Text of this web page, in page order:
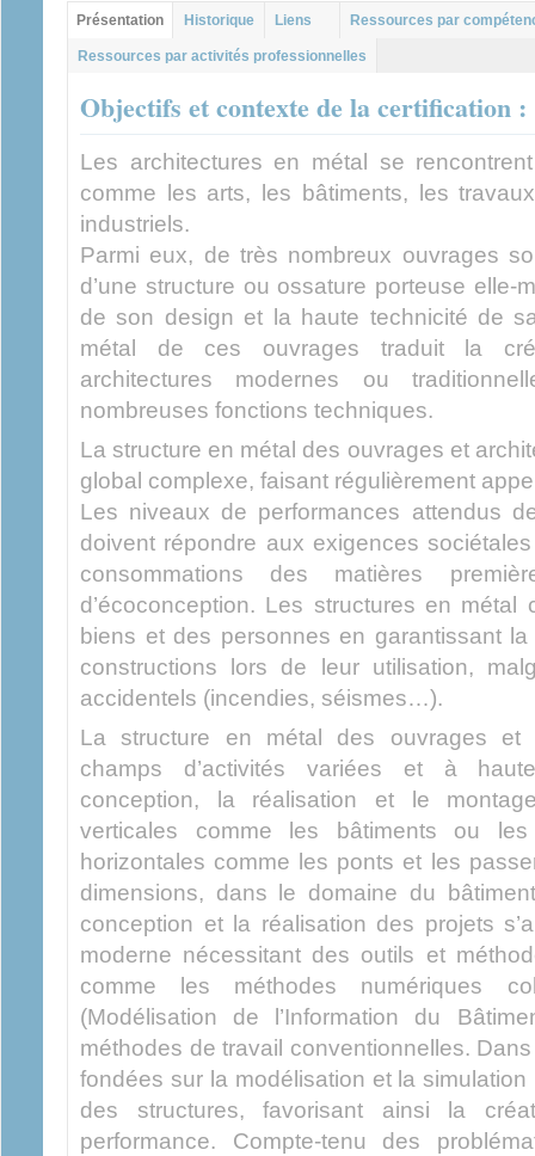
Groupe principal
Présentation
Historique Liens Ressources par
Ressources par activités professionnelles
Objectifs et contexte de la certification :
Les architectures en métal se
comme les arts, les bâtiments, les
industriels.
Parmi eux, de très nombreux ouvrages
d’une structure ou ossature porteuse elle-
de son design et la haute technicité de
métal de ces ouvrages traduit la
architectures modernes ou
nombreuses fonctions techniques.
La structure en métal des ouvrages et
global complexe, faisant régulièrement
Les niveaux de performances attendus
doivent répondre aux exigences
consommations des matières
d’écoconception. Les structures en
biens et des personnes en garantissant
constructions lors de leur utilisation,
accidentels (incendies, séismes…).
La structure en métal des ouvrages et
champs d’activités variées et à
conception, la réalisation et le
verticales comme les bâtiments ou
horizontales comme les ponts et les
dimensions, dans le domaine du
conception et la réalisation des projets
moderne nécessitant des outils et
comme les méthodes numériques
(Modélisation de l’Information du
méthodes de travail conventionnelles.
fondées sur la modélisation et la
des structures, favorisant ainsi la
performance. Compte-tenu des